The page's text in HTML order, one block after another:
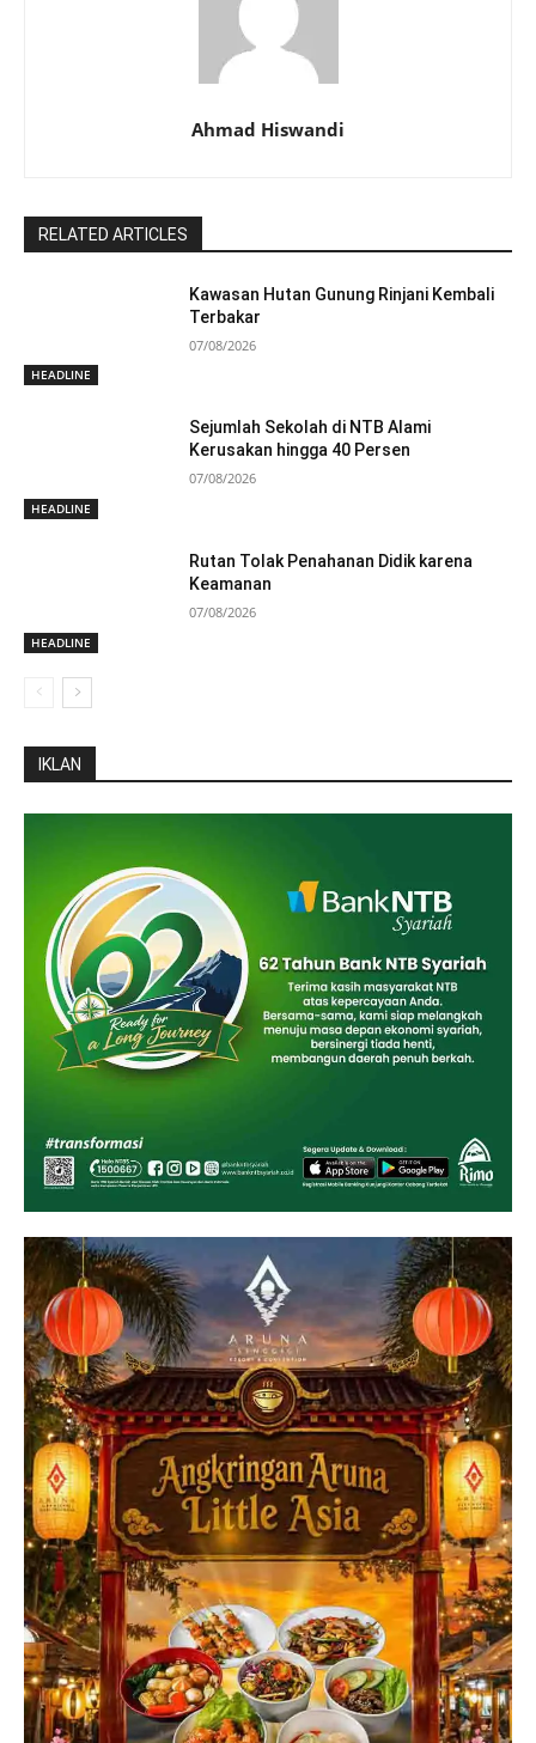
Ahmad Hiswandi
RELATED ARTICLES
HEADLINE
Kawasan Hutan Gunung Rinjani Kembali
Terbakar
07/08/2026
HEADLINE
Sejumlah Sekolah di NTB Alami
Kerusakan hingga 40 Persen
07/08/2026
HEADLINE
Rutan Tolak Penahanan Didik karena
Keamanan
07/08/2026
IKLAN